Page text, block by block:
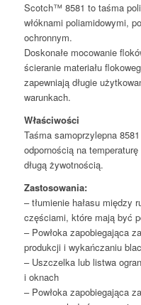
Scotch™ 8581 to taśma
włóknami poliamidowymi,
ochronnym.
Doskonałe mocowanie
ścieranie materiału
zapewniają długie
warunkach.
Właściwości
Taśma samoprzylepna
odpornością na
długą żywotnością.
Zastosowania:
– tłumienie hałasu między
częściami, które mają być
– Powłoka zapobiegająca
produkcji i wykańczaniu
– Uszczelka lub listwa
i oknach
– Powłoka zapobiegająca